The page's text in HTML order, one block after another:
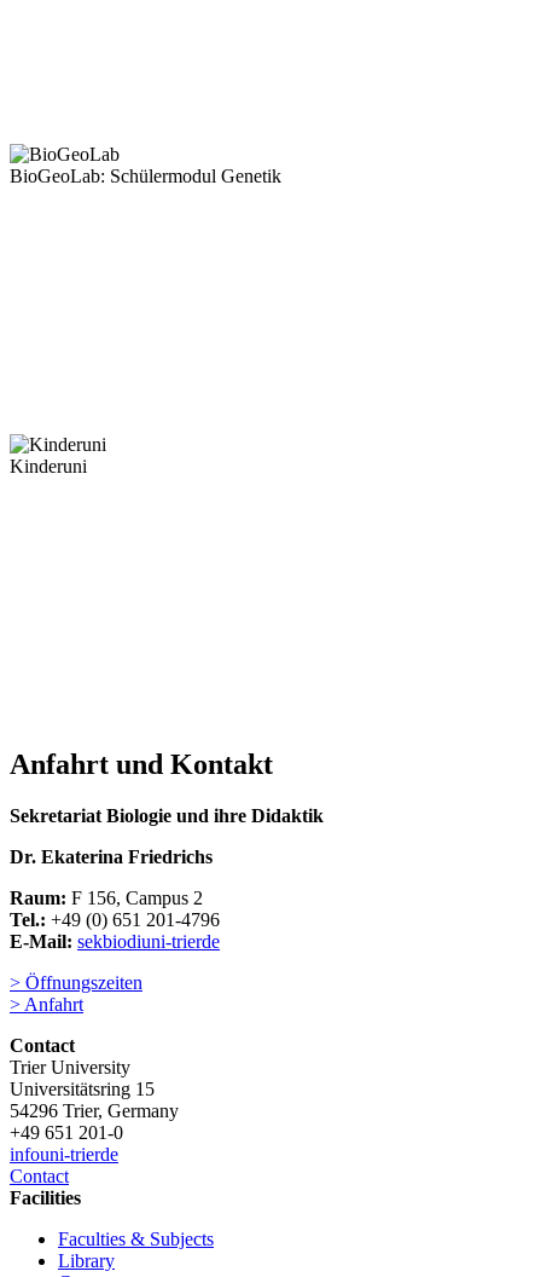
BioGeoLab: Schülermodul Genetik
Kinderuni
Anfahrt und Kontakt
Sekretariat Biologie und ihre Didaktik
Dr. Ekaterina Friedrichs
Raum: F 156, Campus 2
Tel.: +49 (0) 651 201-4796
E-Mail: sekbiodiuni-trierde
> Öffnungszeiten
> Anfahrt
Contact
Trier University
Universitätsring 15
54296 Trier, Germany
+49 651 201-0
infouni-trierde
Contact
Facilities
Faculties & Subjects
Library